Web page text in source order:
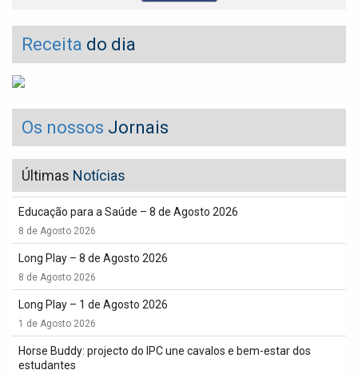
Receita do dia
Os nossos Jornais
Últimas Notícias
Educação para a Saúde – 8 de Agosto 2026
8 de Agosto 2026
Long Play – 8 de Agosto 2026
8 de Agosto 2026
Long Play – 1 de Agosto 2026
1 de Agosto 2026
Horse Buddy: projecto do IPC une cavalos e bem-estar dos
estudantes